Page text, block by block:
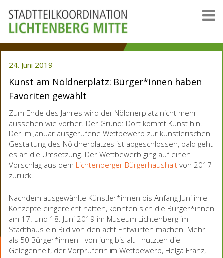
24. Juni 2019
Kunst am Nöldnerplatz: Bürger*innen haben
Favoriten gewählt
Zum Ende des Jahres wird der Nöldnerplatz nicht mehr
aussehen wie vorher. Der Grund: Dort kommt Kunst hin!
Der im Januar ausgerufene Wettbewerb zur künstlerischen
Gestaltung des Nöldnerplatzes ist abgeschlossen, bald geht
es an die Umsetzung. Der Wettbewerb ging auf einen
Vorschlag aus dem Lichtenberger Bürgerhaushalt von 2017
zurück!
Nachdem ausgewählte Künstler*innen bis Anfang Juni ihre
Konzepte eingereicht hatten, konnten sich die Bürger*innen
am 17. und 18. Juni 2019 im Museum Lichtenberg im
Stadthaus ein Bild von den acht Entwürfen machen. Mehr
als 50 Bürger*innen - von jung bis alt - nutzten die
Gelegenheit, der Vorprüferin im Wettbewerb, Helga Franz,